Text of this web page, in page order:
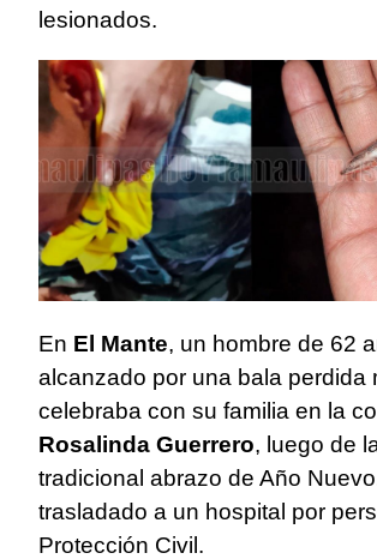
lesionados.
En El Mante, un hombre de 62
alcanzado por una bala perdida
celebraba con su familia en la
Rosalinda Guerrero, luego de
tradicional abrazo de Año
trasladado a un hospital por
Protección Civil.